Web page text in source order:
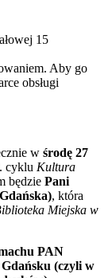
15
Aby go
obsługi
w środę 27
cyklu Kultura
będzie Pani
, która
Miejska w
PAN
(czyli w